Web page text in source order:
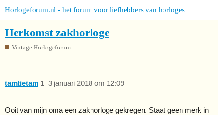
Horlogeforum.nl - het forum voor liefhebbers van horloges
Herkomst zakhorloge
Vintage Horlogeforum
tamtietam 3 januari 2018 om 12:09
1
Ooit van mijn oma een zakhorloge gekregen. Staat geen merk in